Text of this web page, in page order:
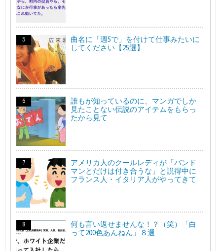
曲名に「週5で」を付けて仕事みたいに
してください【25選】
誰もが知っているのに、マンガでしか
見たことない伝説のアイテムをもらっ
たから見て
アメリカ人のクールレディが「バンド
マンとだけは付き合うな」と説得中に
フランス人・イタリア人がやってきて
何も言い返せませんな！？（笑）「白
って200色あんねん」８選